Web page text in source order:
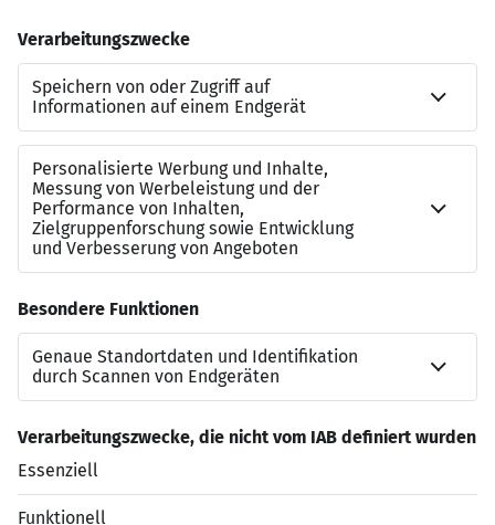
Frankfurt am Main
Kontakt
Kerim Acar
Referenznummer
JN-062026-7035207
Beraterkontakt
+49 1733803715